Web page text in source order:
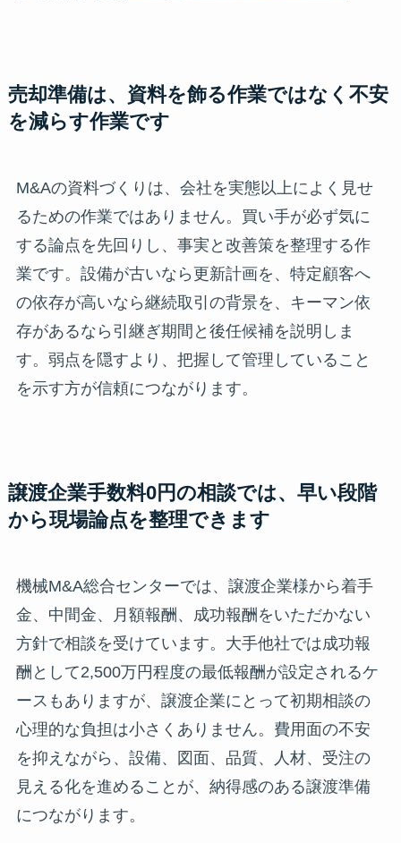
売却準備は、資料を飾る作業ではなく不安
を減らす作業です
M&Aの資料づくりは、会社を実態以上によく見せ
るための作業ではありません。買い手が必ず気に
する論点を先回りし、事実と改善策を整理する作
業です。設備が古いなら更新計画を、特定顧客へ
の依存が高いなら継続取引の背景を、キーマン依
存があるなら引継ぎ期間と後任候補を説明しま
す。弱点を隠すより、把握して管理していること
を示す方が信頼につながります。
譲渡企業手数料0円の相談では、早い段階
から現場論点を整理できます
機械M&A総合センターでは、譲渡企業様から着手
金、中間金、月額報酬、成功報酬をいただかない
方針で相談を受けています。大手他社では成功報
酬として2,500万円程度の最低報酬が設定されるケ
ースもありますが、譲渡企業にとって初期相談の
心理的な負担は小さくありません。費用面の不安
を抑えながら、設備、図面、品質、人材、受注の
見える化を進めることが、納得感のある譲渡準備
につながります。